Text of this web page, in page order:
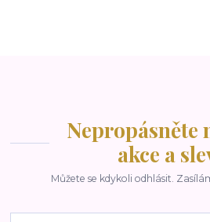
Nepropásněte
akce a
Můžete se kdykoli odhlásit.